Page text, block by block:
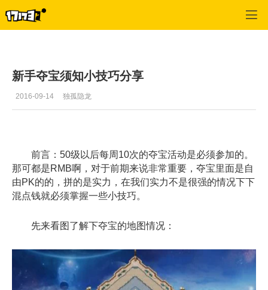
新手夺宝须知小技巧分享
2016-09-14 独孤隐龙
前言：50级以后每周10次的夺宝活动是必须参加的。
那可都是RMB啊，对于前期来说非常重要，夺宝里面是自
由PK的的，拼的是实力，在我们实力不是很强的情况下下
混点钱就必须掌握一些小技巧。
先来看图了解下夺宝的地图情况：